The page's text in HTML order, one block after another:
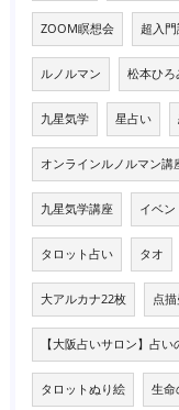
ZOOM瞑想会 超入
ルノルマン 松本ひろ
九星気学 星占い
オンラインルノルマン講
九星気学講座 イベン
タロット占い タオ
大アルカナ22枚 点
【大阪占いサロン】占
タロットぬり絵 生命